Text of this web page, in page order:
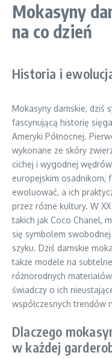
Mokasyny
na co dzień
Historia i
Mokasyny damskie, dziś
fascynującą historię
Ameryki Północnej.
wykonane ze skóry
cichej i wygodnej
europejskim osadnikom,
ewoluować, a ich
przez różne kultury. W
takich jak Coco Chanel,
się symbolem
szyku. Dziś damskie
także modele na
różnorodnych
świadczy o ich
współczesnych trendów
Dlaczego
w każdej